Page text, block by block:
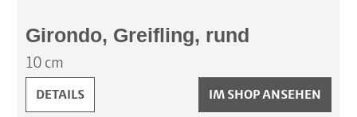
Girondo, Greifling, rund
10 cm
GIRONDO, GREIFLING, RUND:
DETAILS IM SHOP ANSEHEN